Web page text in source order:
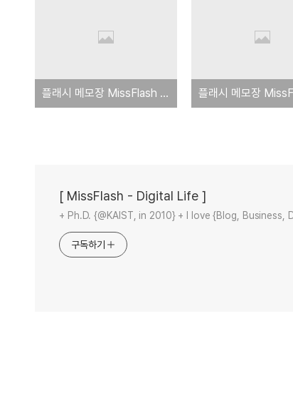
플래시 메모장 MissFlash Memo 최신버전입니다.
[ MissFlash - Digital Life ]
+ Ph.D. {@KAIST, in 2010} + I love {Blog,
구독하기